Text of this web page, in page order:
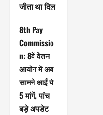
जीता था दिल
8th Pay
Commissio
n: 8वें वेतन
आयोग में अब
सामने आईं ये
5 मांगें, पांच
बड़े अपडेट